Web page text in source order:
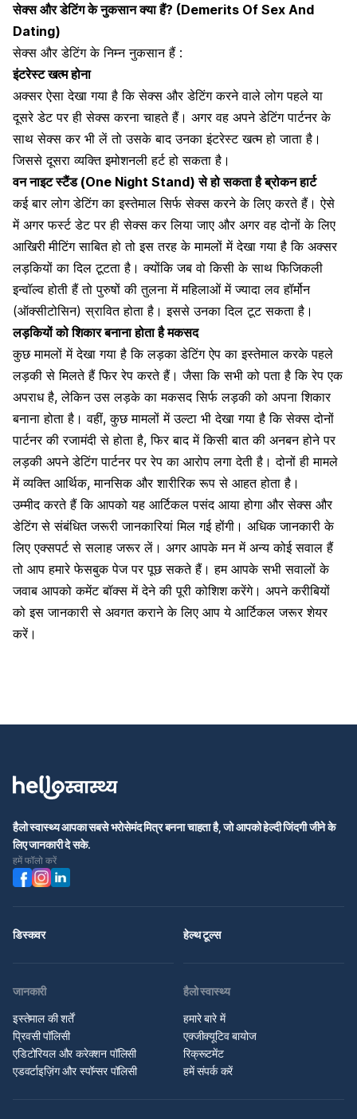
सेक्स और डेटिंग के नुकसान क्या हैं? (Demerits Of Sex And
Dating)
सेक्स और डेटिंग के निम्न नुकसान हैं :
इंटरेस्ट खत्म होना
अक्सर ऐसा देखा गया है कि सेक्स और डेटिंग करने वाले लोग पहले या
दूसरे डेट पर ही सेक्स करना चाहते हैं। अगर वह अपने डेटिंग पार्टनर के
साथ सेक्स कर भी लें तो उसके बाद उनका इंटरेस्ट खत्म हो जाता है।
जिससे दूसरा व्यक्ति इमोशनली हर्ट हो सकता है।
वन नाइट स्टैंड (One Night Stand) से हो सकता है ब्रोकन हार्ट
कई बार लोग डेटिंग का इस्तेमाल सिर्फ सेक्स करने के लिए करते हैं। ऐसे
में अगर फर्स्ट डेट पर ही सेक्स कर लिया जाए और अगर वह दोनों के लिए
आखिरी मीटिंग साबित हो तो इस तरह के मामलों में देखा गया है कि अक्सर
लड़कियों का दिल टूटता है। क्योंकि जब वो किसी के साथ फिजिकली
इन्वॉल्व होती हैं तो पुरुषों की तुलना में महिलाओं में ज्यादा लव हॉर्मोन
(ऑक्सीटोसिन) स्रावित होता है। इससे उनका दिल टूट सकता है।
लड़कियों को शिकार बनाना होता है मकसद
कुछ मामलों में देखा गया है कि लड़का डेटिंग ऐप का इस्तेमाल करके पहले
लड़की से मिलते हैं फिर रेप करते हैं। जैसा कि सभी को पता है कि रेप एक
अपराध है, लेकिन उस लड़के का मकसद सिर्फ लड़की को अपना शिकार
बनाना होता है। वहीं, कुछ मामलों में उल्टा भी देखा गया है कि सेक्स दोनों
पार्टनर की रजामंदी से होता है, फिर बाद में किसी बात की अनबन होने पर
लड़की अपने डेटिंग पार्टनर पर रेप का आरोप लगा देती है। दोनों ही मामले
में व्यक्ति आर्थिक, मानसिक और शारीरिक रूप से आहत होता है।
उम्मीद करते हैं कि आपको यह आर्टिकल पसंद आया होगा और सेक्स और
डेटिंग से संबंधित जरूरी जानकारियां मिल गई होंगी। अधिक जानकारी के
लिए एक्सपर्ट से सलाह जरूर लें। अगर आपके मन में अन्य कोई सवाल हैं
तो आप हमारे फेसबुक पेज पर पूछ सकते हैं। हम आपके सभी सवालों के
जवाब आपको कमेंट बॉक्स में देने की पूरी कोशिश करेंगे। अपने करीबियों
को इस जानकारी से अवगत कराने के लिए आप ये आर्टिकल जरूर शेयर
करें।
हैलो स्वास्थ्य आपका सबसे भरोसेमंद मित्र बनना चाहता है, जो आपको हेल्दी जिंदगी जीने के
लिए जानकारी दे सके.
हमें फॉलो करें
डिस्कवर हेल्थ टूल्स
जानकारी
इस्तेमाल की शर्तें
प्रिवसी पॉलिसी
एडिटोरियल और करेक्शन पॉलिसी
एडवर्टाइज़िंग और स्पॉन्सर पॉलिसी
हैलो स्वास्थ्य
हमारे बारे में
एक्जीक्यूटिव बायोज
रिक्रूटमेंट
हमें संपर्क करें